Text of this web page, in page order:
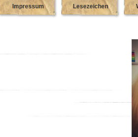
Impressum Lesezeichen